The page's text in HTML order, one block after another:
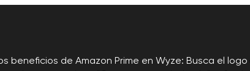
beneficios de Amazon Prime en Wyze: Busca el